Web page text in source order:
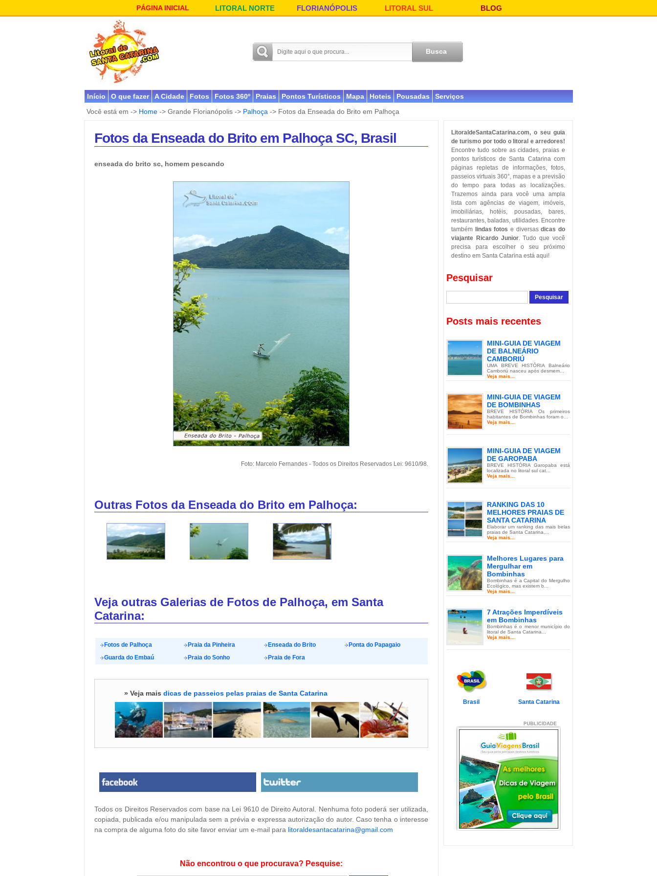
PÁGINA INICIAL LITORAL NORTE FLORIANÓPOLIS LITORAL SUL BLOG
Início O que fazer A Cidade Fotos Fotos 360º Praias Pontos Turísticos Mapa Hoteis Pousadas
Serviços
Você está em -> Home -> Grande Florianópolis -> Palhoça -> Fotos da Enseada do Brito em Palhoça
Fotos da Enseada do Brito em Palhoça SC, Brasil
enseada do brito sc, homem pescando
Foto: Marcelo Fernandes - Todos os Direitos Reservados Lei: 9610/98.
Outras Fotos da Enseada do Brito em Palhoça:
Veja outras Galerias de Fotos de Palhoça, em Santa
Catarina:
Fotos de Palhoça Praia da Pinheira Enseada do Brito
Ponta do Papagaio
Guarda do Embaú
Praia do Sonho Praia de Fora
» Veja mais dicas de passeios pelas praias de Santa Catarina
Todos os Direitos Reservados com base na Lei 9610 de Direito Autoral. Nenhuma foto poderá ser utilizada,
copiada, publicada e/ou manipulada sem a prévia e expressa autorização do autor. Caso tenha o interesse
na compra de alguma foto do site favor enviar um e-mail para litoraldesantacatarina@gmail.com
Não encontrou o que procurava? Pesquise:
LitoraldeSantaCatarina.com, o seu guia
de turismo por todo o litoral e arredores!
Encontre tudo sobre as cidades, praias e
pontos turísticos de Santa Catarina com
páginas repletas de informações, fotos,
passeios virtuais 360°, mapas e a previsão
do tempo para todas as localizações.
Trazemos ainda para você uma ampla
lista com agências de viagem, imóveis,
imobiliárias, hotéis, pousadas, bares,
restaurantes, baladas, utilidades. Encontre
também
lindas fotos e diversasdicas do
viajante Ricardo Junior. Tudo que você
precisa para escolher o seu próximo
destino em Santa Catarina está aqui!
Pesquisar
Posts mais recentes
MINI-GUIA DE VIAGEM
DE BALNEÁRIO
CAMBORIÚ
UMA BREVE HISTÓRIA Balneário
Camboriú nasceu após desmem...
Veja mais...
MINI-GUIA DE VIAGEM
DE BOMBINHAS
BREVE HISTÓRIA Os primeiros
habitantes de Bombinhas foram o...
Veja mais...
MINI-GUIA DE VIAGEM
DE GAROPABA
BREVE HISTÓRIA Garopaba está
localizada no litoral sul cat...
Veja mais...
RANKING DAS 10
MELHORES PRAIAS DE
SANTA CATARINA
Elaborar um ranking das mais belas
praias de Santa Catarina,...
Veja mais...
Melhores Lugares para
Mergulhar em
Bombinhas
Bombinhas é a Capital do Mergulho
Ecológico, mas existem b...
Veja mais...
7 Atrações Imperdíveis
em Bombinhas
Bombinhas é o menor município do
litoral de Santa Catarina...
Veja mais...
de Balneário Camboriú e
Balneário Camboriú é um passeio
em Florianópolis
Florianópolis é um dos destinos mais
desejados dos último...
Veja mais...
Garopaba e Região com
Crianças
Garopaba é um município de Santa
Catarina a 80 quilômetro...
Veja mais...
Litoral de Santa Catarina
Brasil Santa Catarina